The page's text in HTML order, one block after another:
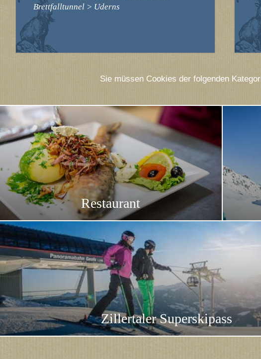
Brettfalltunnel > Uderns
Sie müssen Cookies der folgenden
Restaurant
Zillertaler Superskipass